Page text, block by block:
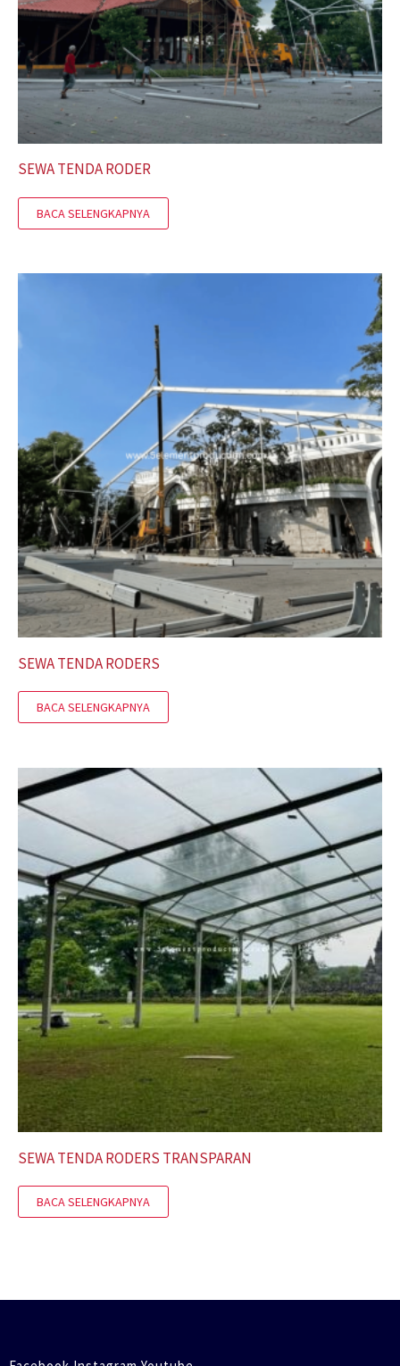
SEWA TENDA RODER
BACA SELENGKAPNYA
SEWA TENDA RODERS
BACA SELENGKAPNYA
SEWA TENDA RODERS TRANSPARAN
BACA SELENGKAPNYA